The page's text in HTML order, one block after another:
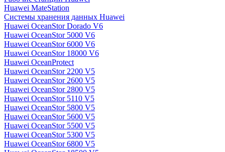
Huawei MateStation
Системы хранения данных Huawei
Huawei OceanStor Dorado V6
Huawei OceanStor 5000 V6
Huawei OceanStor 6000 V6
Huawei OceanStor 18000 V6
Huawei OceanProtect
Huawei OceanStor 2200 V5
Huawei OceanStor 2600 V5
Huawei OceanStor 2800 V5
Huawei OceanStor 5110 V5
Huawei OceanStor 5800 V5
Huawei OceanStor 5600 V5
Huawei OceanStor 5500 V5
Huawei OceanStor 5300 V5
Huawei OceanStor 6800 V5